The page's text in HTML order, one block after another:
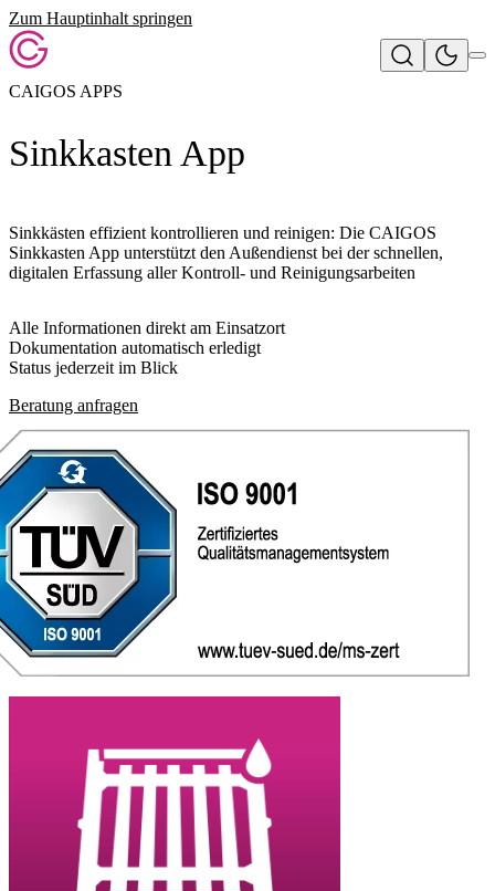
Zum Hauptinhalt springen
CAIGOS APPS
Sinkkasten App
Sinkkästen effizient kontrollieren und reinigen: Die CAIGOS
Sinkkasten App unterstützt den Außendienst bei der schnellen,
digitalen Erfassung aller Kontroll- und Reinigungsarbeiten
Alle Informationen direkt am Einsatzort
Dokumentation automatisch erledigt
Status jederzeit im Blick
Beratung anfragen